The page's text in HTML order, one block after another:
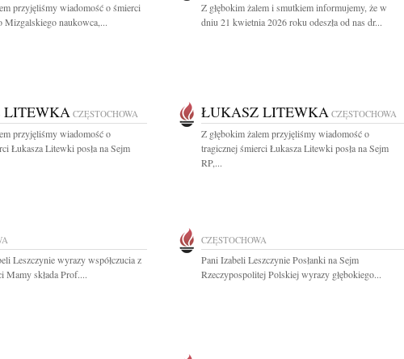
przyjęliśmy wiadomość o śmierci
Mizgalskiego naukowca,...
Z głębokim żalem i smutkiem informujemy, że w
dniu 21 kwietnia 2026 roku odeszła od nas dr...
LITEWKACZĘSTOCHOWA
przyjęliśmy wiadomość o
Łukasza Litewki posła na Sejm
ŁUKASZ LITEWKA CZĘSTOCHOWA
Z głębokim żalem przyjęliśmy wiadomość o
tragicznej śmierci Łukasza Litewki posła na Sejm
RP,...
Leszczynie wyrazy współczucia z
Mamy składa Prof....
CZĘSTOCHOWA
Pani Izabeli Leszczynie Posłanki na Sejm
Rzeczypospolitej Polskiej wyrazy głębokiego...